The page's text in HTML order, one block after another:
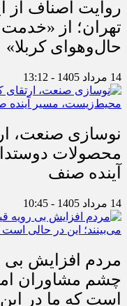
روایت اصناف از
تهران؛ از «خدمت
حال‌وهوای کربلا»
14 مرداد 1405 - 13:12
نوسازی صنعت،
محصولات
آینده صنف
14 مرداد 1405 - 10:45
مردم افزایش بی
چشم مشاوران
است که ما در